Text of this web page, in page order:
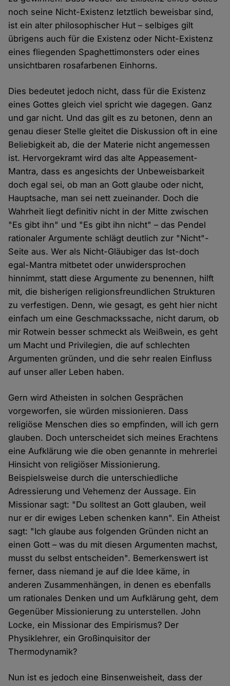
noch seine Nicht-Existenz letztlich beweisbar sind,
ist ein alter philosophischer Hut – selbiges gilt
übrigens auch für die Existenz oder Nicht-Existenz
eines fliegenden Spaghettimonsters oder eines
unsichtbaren rosafarbenen Einhorns.
Dies bedeutet jedoch nicht, dass für die Existenz
eines Gottes gleich viel spricht wie dagegen. Ganz
und gar nicht. Und das gilt es zu betonen, denn an
genau dieser Stelle gleitet die Diskussion oft in eine
Beliebigkeit ab, die der Materie nicht angemessen
ist. Hervorgekramt wird das alte Appeasement-
Mantra, dass es angesichts der Unbeweisbarkeit
doch egal sei, ob man an Gott glaube oder nicht,
Hauptsache, man sei nett zueinander. Doch die
Wahrheit liegt definitiv nicht in der Mitte zwischen
"Es gibt ihn" und "Es gibt ihn nicht" – das Pendel
rationaler Argumente schlägt deutlich zur "Nicht"-
Seite aus. Wer als Nicht-Gläubiger das Ist-doch
egal-Mantra mitbetet oder unwidersprochen
hinnimmt, statt diese Argumente zu benennen, hilft
mit, die bisherigen religionsfreundlichen Strukturen
zu verfestigen. Denn, wie gesagt, es geht hier nicht
einfach um eine Geschmackssache, nicht darum, ob
mir Rotwein besser schmeckt als Weißwein, es geht
um Macht und Privilegien, die auf schlechten
Argumenten gründen, und die sehr realen Einfluss
auf unser aller Leben haben.
Gern wird Atheisten in solchen Gesprächen
vorgeworfen, sie würden missionieren. Dass
religiöse Menschen dies so empfinden, will ich gern
glauben. Doch unterscheidet sich meines Erachtens
eine Aufklärung wie die oben genannte in mehrerlei
Hinsicht von religiöser Missionierung.
Beispielsweise durch die unterschiedliche
Adressierung und Vehemenz der Aussage. Ein
Missionar sagt: "Du solltest an Gott glauben, weil
nur er dir ewiges Leben schenken kann". Ein Atheist
sagt: "Ich glaube aus folgenden Gründen nicht an
einen Gott – was du mit diesen Argumenten machst,
musst du selbst entscheiden". Bemerkenswert ist
ferner, dass niemand je auf die Idee käme, in
anderen Zusammenhängen, in denen es ebenfalls
um rationales Denken und um Aufklärung geht, dem
Gegenüber Missionierung zu unterstellen. John
Locke, ein Missionar des Empirismus? Der
Physiklehrer, ein Großinquisitor der
Thermodynamik?
Nun ist es jedoch eine Binsenweisheit, dass der